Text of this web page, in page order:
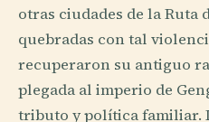
otras ciudades de la Ruta
quebradas con tal
recuperaron su antiguo
plegada al imperio de
tributo y política familiar.